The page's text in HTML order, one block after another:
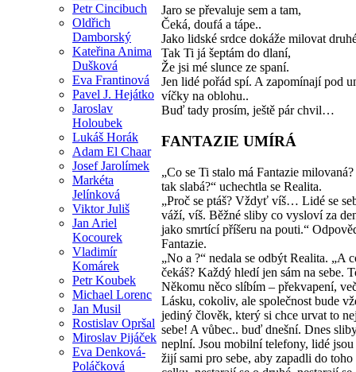
Petr Cincibuch
Oldřich
Damborský
Kateřina Anima
Dušková
Eva Frantinová
Pavel J. Hejátko
Jaroslav
Holoubek
Lukáš Horák
Adam El Chaar
Josef Jarolímek
Markéta
Jelínková
Viktor Juliš
Jan Ariel
Kocourek
Vladimír
Komárek
Petr Koubek
Michael Lorenc
Jan Musil
Rostislav Opršal
Miroslav Pijáček
Eva Denková-
Poláčková
Jaro se převaluje sem a tam,
Čeká, doufá a tápe..
Jako lidské srdce dokáže milovat
Tak Ti já šeptám do dlaní,
Že jsi mé slunce ze spaní.
Jen lidé pořád spí. A zapomínají pod
víčky na oblohu..
Buď tady prosím, ještě pár chvil…
FANTAZIE UMÍRÁ
„Co se Ti stalo má Fantazie
tak slabá?“ uchechtla se Realita.
„Proč se ptáš? Vždyť víš… Lidé se
váží, víš. Běžné sliby co vysloví za
jako smrtící příšeru na pouti.“
Fantazie.
„No a ?“ nedala se odbýt Realita. „A
čekáš? Každý hledí jen sám na sebe.
Někomu něco slíbím – překvapení,
Lásku, cokoliv, ale společnost bude
jediný člověk, který si chce urvat to
sebe! A vůbec.. buď dnešní. Dnes
neplní. Jsou mobilní telefony, lidé
žijí sami pro sebe, aby zapadli do toho